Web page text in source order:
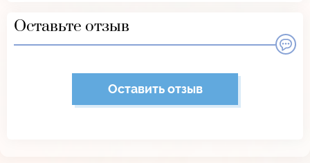
Оставьте отзыв
Оставить отзыв